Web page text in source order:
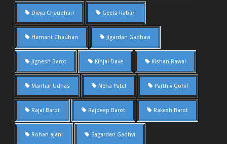
Divya Chaudhari Geeta Rabari
Hemant Chauhan Jigardan Gadhavi
Jignesh Barot Kinjal Dave Kishan Rawal
Manhar Udhas Neha Patel Parthiv Gohil
Rajal Barot Rajdeep Barot Rakesh Barot
Rohan ajani Sagardan Gadhvi